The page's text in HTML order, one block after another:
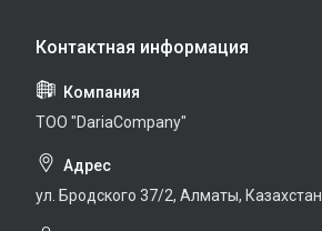
TOO "DariaCompany"
ул. Бродского 37/2, Алматы, Казахстан